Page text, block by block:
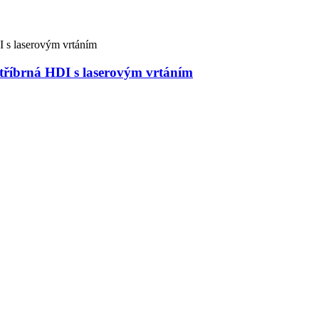
HDI s laserovým vrtáním